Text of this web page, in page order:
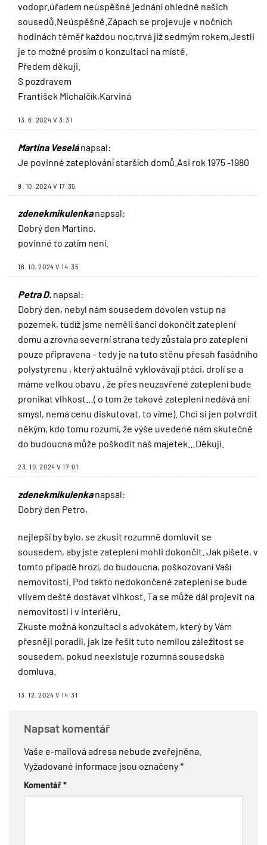
vodopr.úřadem neúspěšné jednání ohledně našich
sousedů.Neúspěšně.Zápach se projevuje v nočních
hodinách téměř každou noc,trvá již sedmým rokem.Jestli
je to možné prosím o konzultaci na místě.
Předem děkuji.
S pozdravem
František Michalčík,Karviná
13. 6. 2024 V 3:31
Martina Veselá napsal:
Je povinné zateplování starších domů.Asi rok 1975 -1980
9. 10. 2024 V 17:35
zdenekmikulenka napsal:
Dobrý den Martino,
povinné to zatím není.
16. 10. 2024 V 14:35
Petra D. napsal:
Dobrý den, nebyl nám sousedem dovolen vstup na
pozemek, tudíž jsme neměli šanci dokončit zateplení
domu a zrovna severní strana tedy zůstala pro zateplení
pouze připravena – tedy je na tuto stěnu přesah fasádního
polystyrenu , který aktuálně vyklovávají ptáci, drolí se a
máme velkou obavu , že přes neuzavřené zateplení bude
pronikat vlhkost…( o tom že takové zateplení nedává ani
smysl, nemá cenu diskutovat, to víme). Chci si jen potvrdit
někým, kdo tomu rozumí, že výše uvedené nám skutečně
do budoucna může poškodit náš majetek…Děkuji.
23. 10. 2024 V 17:01
zdenekmikulenka napsal:
Dobrý den Petro,
nejlepší by bylo, se zkusit rozumně domluvit se
sousedem, aby jste zateplení mohli dokončit. Jak píšete, v
tomto případě hrozí, do budoucna, poškozovaní Vaší
nemovitosti. Pod takto nedokončené zateplení se bude
vlivem deště dostávat vlhkost. Ta se může dál projevit na
nemovitosti i v interiéru.
Zkuste možná konzultaci s advokátem, který by Vám
přesněji poradil, jak lze řešit tuto nemilou záležitost se
sousedem, pokud neexistuje rozumná sousedská
domluva.
13. 12. 2024 V 14:31
Napsat komentář
Vaše e-mailová adresa nebude zveřejněna.
Vyžadované informace jsou označeny*
Komentář*